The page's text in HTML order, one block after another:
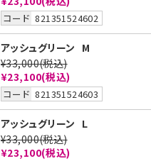
コード 821351524602
アッシュグリーン M
¥33,000(税込)
¥23,100(税込)
コード 821351524603
アッシュグリーン L
¥33,000(税込)
¥23,100(税込)